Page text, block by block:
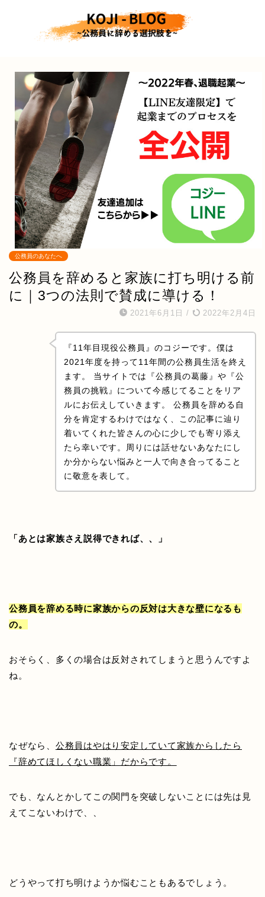
公務員のあなたへ
公務員を辞めると家族に打ち明ける前
に｜3つの法則で賛成に導ける！
2021年6月1日 / 2022年2月4日
『11年目現役公務員』のコジーです。僕は
2021年度を持って11年間の公務員生活を終え
ます。 当サイトでは『公務員の葛藤』や『公
務員の挑戦』について今感じてることをリア
ルにお伝えしていきます。 公務員を辞める自
分を肯定するわけではなく、この記事に辿り
着いてくれた皆さんの心に少しでも寄り添え
たら幸いです。周りには話せないあなたにし
か分からない悩みと一人で向き合ってること
に敬意を表して。
「あとは家族さえ説得できれば、、」
公務員を辞める時に家族からの反対は大きな壁になるも
の。
おそらく、多くの場合は反対されてしまうと思うんですよ
ね。
なぜなら、 公務員はやはり安定していて家族からしたら
『辞めてほしくない職業」だからです。
でも、なんとかしてこの関門を突破しないことには先は見
えてこないわけで、、
どうやって打ち明けようか悩むこともあるでしょう。